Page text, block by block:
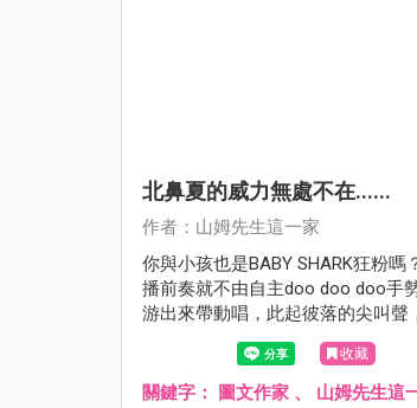
北鼻夏的威力無處不在......
作者：山姆先生這一家
你與小孩也是BABY SHARK狂粉
播前奏就不由自主doo doo doo手
游出來帶動唱，此起彼落的尖叫聲
doo 超可愛的，鯊魚寶寶完全是幼
收藏
關鍵字： 圖文作家 、 山姆先生這